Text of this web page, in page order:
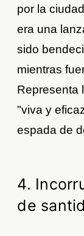
por la
era una
sido
mientras
Representa
"viva y
espada de
4.
de